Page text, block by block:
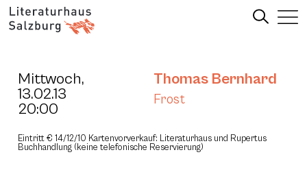
Mittwoch,
13.02.13
20:00
Thomas Bernhard
Frost
Eintritt € 14/12/10 Kartenvorverkauf: Literaturhaus und Rupertus
Buchhandlung (keine telefonische Reservierung)